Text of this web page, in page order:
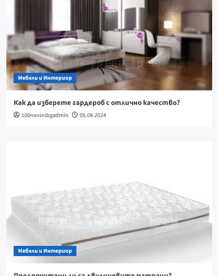
Мебели и Интериор
Как да изберете гардероб с отлично качество?
100novinibgadmin 05.08.2024
Мебели и Интериор